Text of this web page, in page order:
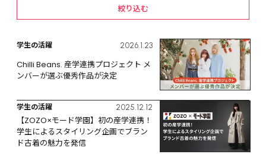
絞り込む
学生の活躍 2026.1.23
Chilli Beans. 産学連携プロジェクト メ
ンバーが選ぶ優秀作品が決定
学生の活躍 2025.12.12
【ZOZO×モード学園】初の産学連携！
学生によるスタイリング企画でブラン
ド古着の魅力を発信